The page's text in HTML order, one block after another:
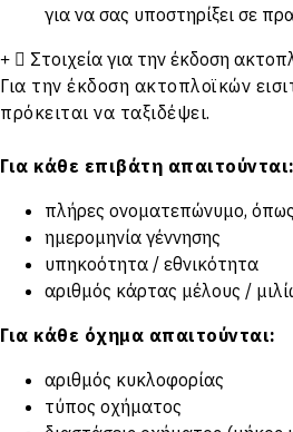
για να σας υποστηρίξει σε
Στοιχεία για την έκδοση
Για την έκδοση ακτοπλοϊκών
πρόκειται να ταξιδέψει.
Για κάθε επιβάτη απαιτούνται:
πλήρες ονοματεπώνυμο,
ημερομηνία γέννησης
υπηκοότητα / εθνικότητα
αριθμός κάρτας μέλους /
Για κάθε όχημα απαιτούνται:
αριθμός κυκλοφορίας
τύπος οχήματος